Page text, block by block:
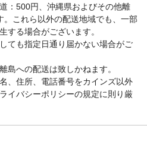
てください。思わぬ事故につなが
あります。●火気に近づけないでく
使用する場合は、洗濯ネットを使
場合がありますので、他の物と分
してください。●漂白剤は使用しな
さい。
カインズ
：500円、沖縄県およびその他離
これら以外の配送地域でも、一部
する場合がございます。
ても指定日通り届かない場合がご
島への配送は致しかねます。
、住所、電話番号をカインズ以外
イバシーポリシーの規定に則り厳